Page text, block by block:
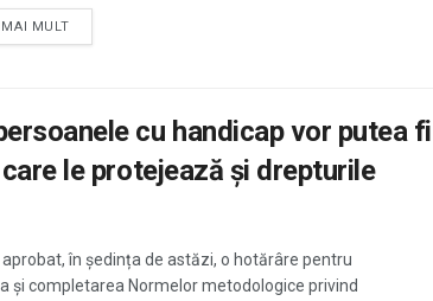
MAI MULT
cu handicap vor putea fi
le protejează și drepturile
aprobat, în ședința de astăzi, o hotărâre pentru
și completarea Normelor metodologice privind